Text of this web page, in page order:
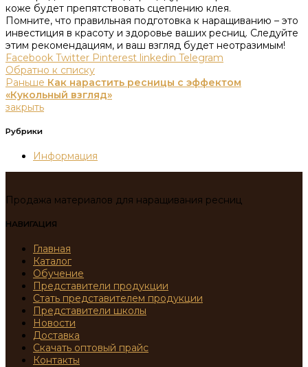
коже будет препятствовать сцеплению клея.​
Помните‚ что правильная подготовка к наращиванию – это
инвестиция в красоту и здоровье ваших ресниц.​ Следуйте
этим рекомендациям‚ и ваш взгляд будет неотразимым!​
Facebook Twitter Pinterest linkedin Telegram
Обратно к списку
Раньше Как нарастить ресницы с эффектом
«Кукольный взгляд»
закрыть
Рубрики
Информация
Продажа материалов для наращивания ресниц
НАВИГАЦИЯ
Главная
Каталог
Обучение
Представители продукции
Стать представителем продукции
Представители школы
Новости
Доставка
Скачать оптовый прайс
Контакты